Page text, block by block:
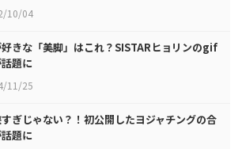
10/04
きな「美脚」はこれ？SISTARヒョリンのgif
題に
11/25
ぎじゃない？！初公開したヨジャチングの合
題に